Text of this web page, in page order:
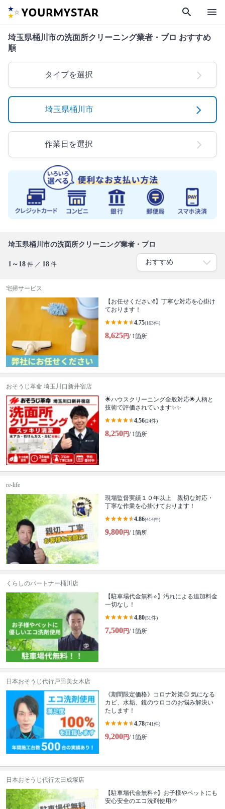
search menu
埼玉県桶川市の洗面所クリーニング業者・プロ おすすめ
順
タイプを選択
埼玉県桶川市
作業日を選択
埼玉県桶川市の洗面所クリーニング業者・プロ
1～18 件 ／ 18 件
宅掃サービス
【お任せください❗️】丁寧な対応を心掛け
ております！
4.75(163件)
8,625円/ 1箇所
おそうじ革命 埼玉川口新井宿店
🌟ハウスクリーニング全般対応🌟人柄と
技術で評価されています✨✨
4.56(24件)
8,250円/ 1箇所
re-life
現場監督実績１０年以上 親切な対応・
丁寧な作業を心掛けております！
4.86(414件)
9,800円/ 1箇所
くらしのパートナー桶川店
【駐車場代金無料⭐️】汚れによる追加料金
一切なし！
4.80(51件)
7,500円/ 1箇所
日本おそうじ代行戸田美女木店
《期間限定価格》コロナ対策◎ 気になる
カビ、水垢、鏡のウロコのお悩み解決い
たします！
4.78(741件)
9,200円/ 1箇所
日本おそうじ代行太田成塚店
【駐車場代金無料⭐️】お子様やペットにも
安心安全のエコ洗剤使用🌱